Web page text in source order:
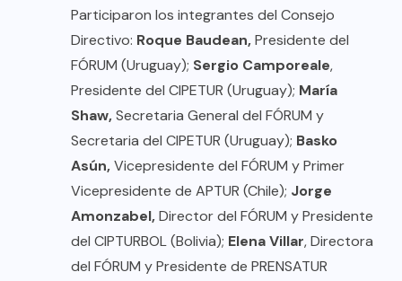
Participaron los integrantes del Consejo
Directivo: Roque Baudean,Presidente del
FÓRUM (Uruguay); Sergio Camporeale,
Presidente del CIPETUR (Uruguay); María
Shaw,Secretaria General del FÓRUM y
Secretaria del CIPETUR (Uruguay); Basko
Asún,Vicepresidente del FÓRUM y Primer
Vicepresidente de APTUR (Chile); Jorge
Amonzabel,Director del FÓRUM y Presidente
del CIPTURBOL (Bolivia); Elena Villar, Directora
del FÓRUM y Presidente de PRENSATUR